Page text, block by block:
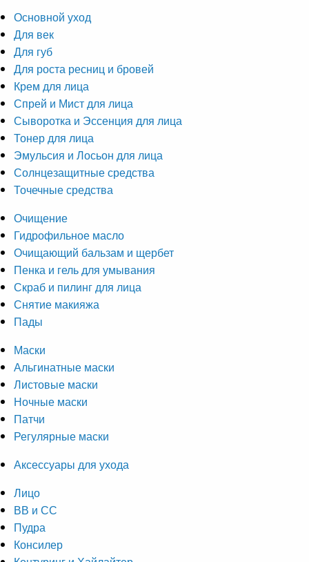
Основной уход
Для век
Для губ
Для роста ресниц и бровей
Крем для лица
Спрей и Мист для лица
Сыворотка и Эссенция для лица
Тонер для лица
Эмульсия и Лосьон для лица
Солнцезащитные средства
Точечные средства
Очищение
Гидрофильное масло
Очищающий бальзам и щербет
Пенка и гель для умывания
Скраб и пилинг для лица
Снятие макияжа
Пады
Маски
Альгинатные маски
Листовые маски
Ночные маски
Патчи
Регулярные маски
Аксессуары для ухода
Лицо
ВВ и СС
Пудра
Консилер